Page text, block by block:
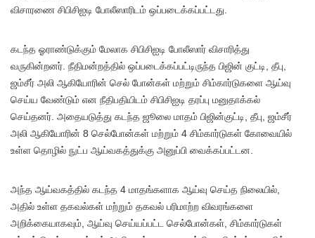
விசாரணை சிபிசிஐடி போலீஸாரிடம் ஒப்படைக்கப்பட்டது.
கடந்த ஓராண்டுக்கும் மேலாக சிபிசிஐடி போலீஸார் விசாரித்து
வருகின்றனர். நீதிமன்றத்தில் ஒப்படைக்கப்பட்டிருந்த பிஜின் குட்டி, தீபு,
ஜம்சீர் அலி ஆகியோரின் செல் போன்கள் மற்றும் சிம்கார்டுகளை ஆய்வு
செய்ய வேண்டும் என நீதிபதியிடம் சிபிசிஐடி தரப்பு மனுதாக்கல்
செய்தனர். அதையடுத்து கடந்த ஜூலை மாதம் பிஜின்குட்டி, தீபு, ஜம்சீர்
அலி ஆகியோரின் 8 செல்போன்கள் மற்றும் 4 சிம்கார்டுகள் கோவையில்
உள்ள தொழில் நுட்ப ஆய்வகத்துக்கு அனுப்பி வைக்கப்பட்டன.
அந்த ஆய்வகத்தில் கடந்த 4 மாதங்களாக ஆய்வு செய்த நிலையில்,
அதில் உள்ள தகவல்கள் மற்றும் தகவல் பரிமாற்ற விவரங்களை
அறிக்கையாகவும், ஆய்வு செய்யப்பட்ட செல்போன்கள், சிம்கார்டுகள்